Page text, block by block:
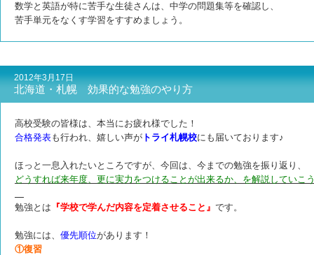
数学と英語が特に苦手な生徒さんは、中学の問題集等を確認し、
苦手単元をなくす学習をすすめましょう。
2012年3月17日
北海道・札幌 効果的な勉強のやり方
高校受験の皆様は、本当にお疲れ様でした！
合格発表も行われ、嬉しい声が トライ札幌校にも届いております♪
ほっと一息入れたいところですが、今回は、今までの勉強を振り返り、
どうすれば来年度、更に実力をつけることが出来るか、を解説していこ
勉強とは 『学校で学んだ内容を定着させること』 です。
勉強には、 優先順位があります！
①復習